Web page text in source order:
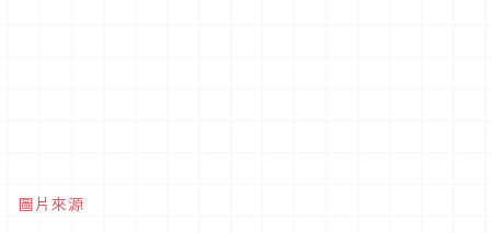
圖片來源